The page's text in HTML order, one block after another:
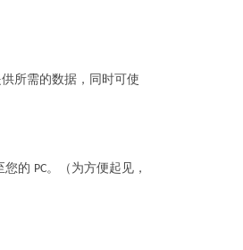
所需的数据，同时可使
您的 PC。（为方便起见，